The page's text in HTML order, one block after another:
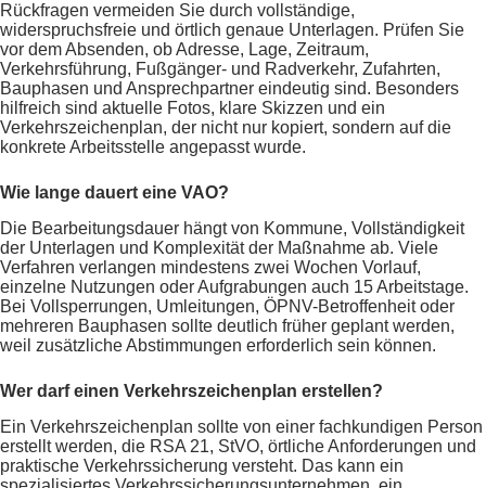
Rückfragen vermeiden Sie durch vollständige,
widerspruchsfreie und örtlich genaue Unterlagen. Prüfen Sie
vor dem Absenden, ob Adresse, Lage, Zeitraum,
Verkehrsführung, Fußgänger- und Radverkehr, Zufahrten,
Bauphasen und Ansprechpartner eindeutig sind. Besonders
hilfreich sind aktuelle Fotos, klare Skizzen und ein
Verkehrszeichenplan, der nicht nur kopiert, sondern auf die
konkrete Arbeitsstelle angepasst wurde.
Wie lange dauert eine VAO?
Die Bearbeitungsdauer hängt von Kommune, Vollständigkeit
der Unterlagen und Komplexität der Maßnahme ab. Viele
Verfahren verlangen mindestens zwei Wochen Vorlauf,
einzelne Nutzungen oder Aufgrabungen auch 15 Arbeitstage.
Bei Vollsperrungen, Umleitungen, ÖPNV-Betroffenheit oder
mehreren Bauphasen sollte deutlich früher geplant werden,
weil zusätzliche Abstimmungen erforderlich sein können.
Wer darf einen Verkehrszeichenplan erstellen?
Ein Verkehrszeichenplan sollte von einer fachkundigen Person
erstellt werden, die RSA 21, StVO, örtliche Anforderungen und
praktische Verkehrssicherung versteht. Das kann ein